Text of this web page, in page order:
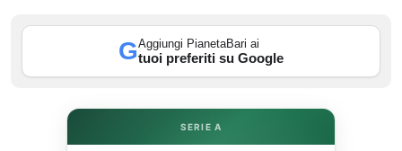
GAggiungi PianetaBari ai
tuoi preferiti su Google
SERIE A